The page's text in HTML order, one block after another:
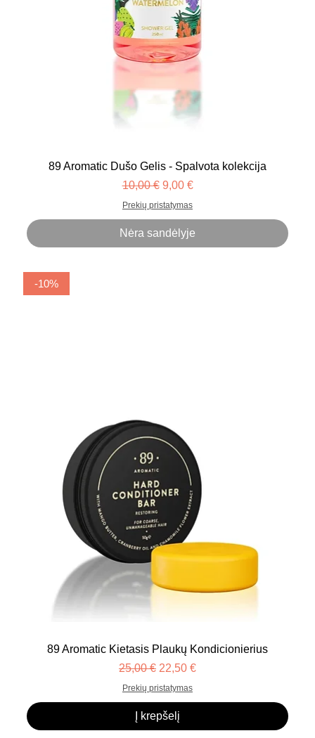
89 Aromatic Dušo Gelis - Spalvota kolekcija
Įprastinė kaina
10,00 € Pardavimo kaina
9,00 €
Prekių pristatymas
Nėra sandėlyje
-10%
89 Aromatic Kietasis Plaukų Kondicionierius
Įprastinė kaina
25,00 € Pardavimo kaina
22,50 €
Prekių pristatymas
Į krepšelį